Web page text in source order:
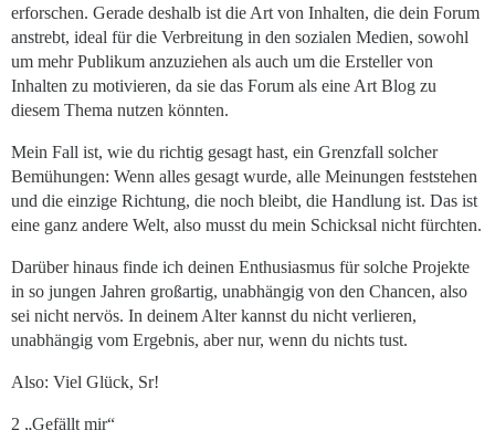
erforschen. Gerade deshalb ist die Art von Inhalten, die dein Forum
anstrebt, ideal für die Verbreitung in den sozialen Medien, sowohl
um mehr Publikum anzuziehen als auch um die Ersteller von
Inhalten zu motivieren, da sie das Forum als eine Art Blog zu
diesem Thema nutzen könnten.
Mein Fall ist, wie du richtig gesagt hast, ein Grenzfall solcher
Bemühungen: Wenn alles gesagt wurde, alle Meinungen feststehen
und die einzige Richtung, die noch bleibt, die Handlung ist. Das ist
eine ganz andere Welt, also musst du mein Schicksal nicht fürchten.
Darüber hinaus finde ich deinen Enthusiasmus für solche Projekte
in so jungen Jahren großartig, unabhängig von den Chancen, also
sei nicht nervös. In deinem Alter kannst du nicht verlieren,
unabhängig vom Ergebnis, aber nur, wenn du nichts tust.
Also: Viel Glück, Sr!
2 „Gefällt mir“